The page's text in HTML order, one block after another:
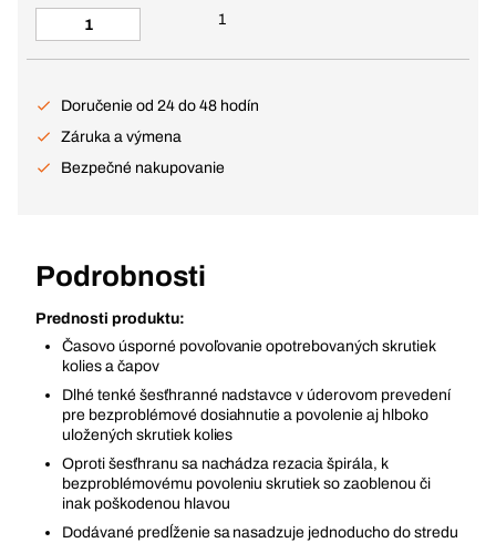
1
Doručenie od 24 do 48 hodín
Záruka a výmena
Bezpečné nakupovanie
Podrobnosti
Prednosti produktu:
Časovo úsporné povoľovanie opotrebovaných skrutiek
kolies a čapov
Dlhé tenké šesťhranné nadstavce v úderovom prevedení
pre bezproblémové dosiahnutie a povolenie aj hlboko
uložených skrutiek kolies
Oproti šesťhranu sa nachádza rezacia špirála, k
bezproblémovému povoleniu skrutiek so zaoblenou či
inak poškodenou hlavou
Dodávané predĺženie sa nasadzuje jednoducho do stredu